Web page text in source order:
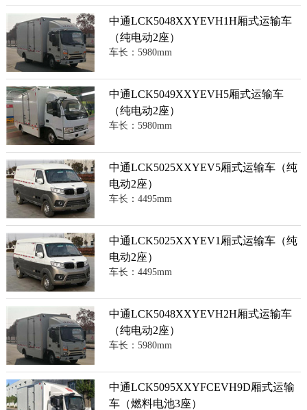
中通LCK5048XXYEVH1H厢式运输车
（纯电动2座）
车长：5980mm
中通LCK5049XXYEVH5厢式运输车
（纯电动2座）
车长：5980mm
中通LCK5025XXYEV5厢式运输车（纯
电动2座）
车长：4495mm
中通LCK5025XXYEV1厢式运输车（纯
电动2座）
车长：4495mm
中通LCK5048XXYEVH2H厢式运输车
（纯电动2座）
车长：5980mm
中通LCK5095XXYFCEVH9D厢式运输
车（燃料电池3座）